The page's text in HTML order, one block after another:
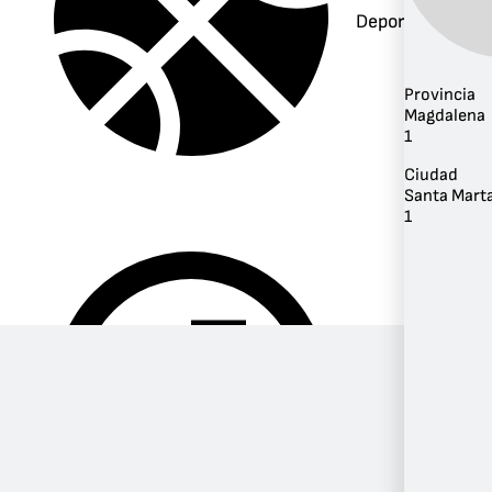
Deportes
Provincia
Magdalena
1
Ciudad
Santa
1